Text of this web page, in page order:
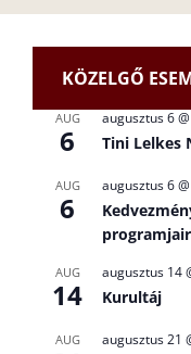
KÖZELGŐ
AUG
6
augusztus 6
Tini Lelkes
AUG
6
augusztus 6
AUG
14
augusztus 14
Kurultáj
AUG augusztus 21